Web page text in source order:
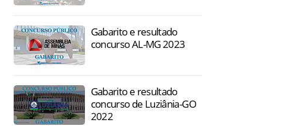
Gabarito e resultado
concurso AL-MG 2023
Gabarito e resultado
concurso de Luziânia-GO
2022